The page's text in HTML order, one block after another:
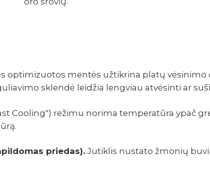
optimizuotos mentės užtikrina platų vėsinimo
sklendė leidžia lengviau atvėsinti ar
Cooling") režimu norima temperatūra ypač
priedas).Jutiklis nustato žmonių